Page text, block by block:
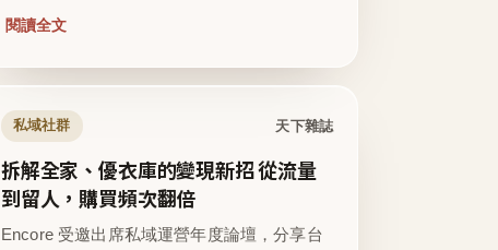
閱讀全文
私域社群 天下雜誌
拆解全家、優衣庫的變現新招 從流量
到留人，購買頻次翻倍
Encore 受邀出席私域運營年度論壇，分享台